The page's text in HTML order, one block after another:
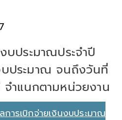
บประมาณประจำปี
ประมาณ จนถึงวันที่
ำแนกตามหน่วยงาน
ารเบิกจ่ายเงินงบประมาณ